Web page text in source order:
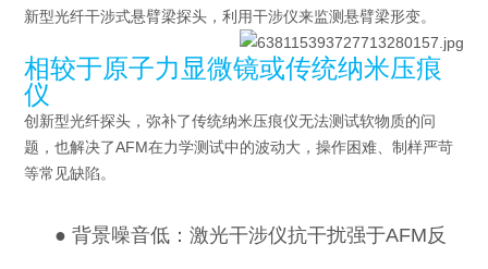
新型光纤干涉式悬臂梁探头，利用干涉仪来监测悬臂梁形变。
相较于原子力显微镜或传统纳米压痕
仪
创新型光纤探头，弥补了传统纳米压痕仪无法测试软物质的问
题，也解决了AFM在力学测试中的波动大，操作困难、制样严苛
等常见缺陷。
●背景噪音低：激光干涉仪抗干扰强于AFM反